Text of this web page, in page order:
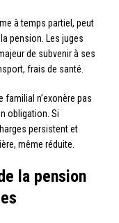
à temps partiel, peut
pension. Les juges
de subvenir à ses
frais de santé.
familial n’exonère pas
obligation. Si
persistent et
même réduite.
la pension